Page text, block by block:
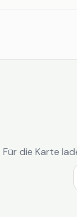
Für die Karte